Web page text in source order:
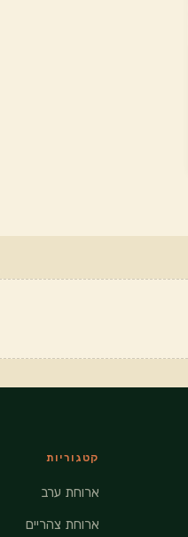
קטגוריות
ארוחת ערב
ארוחת צהריים